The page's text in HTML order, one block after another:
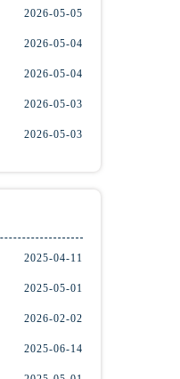
2026-05-05
2026-05-04
2026-05-04
2026-05-03
2026-05-03
2025-04-11
2025-05-01
2026-02-02
2025-06-14